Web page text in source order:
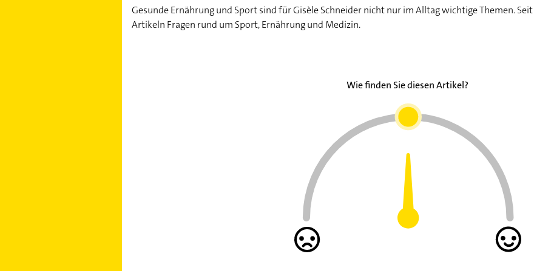
Gesunde Ernährung und Sport sind für Gisèle Schneider nicht nur im Alltag wichtige Themen.
Artikeln Fragen rund um Sport, Ernährung und Medizin.
Wie finden Sie diesen Artikel?